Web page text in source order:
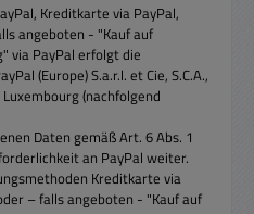
Kreditkarte via PayPal,
angeboten - "Kauf auf
via PayPal erfolgt die
(Europe) S.a.r.l. et Cie, S.C.A.,
(nachfolgend
Daten gemäß Art. 6 Abs. 1
an PayPal weiter.
Kreditkarte via
– falls angeboten - "Kauf auf